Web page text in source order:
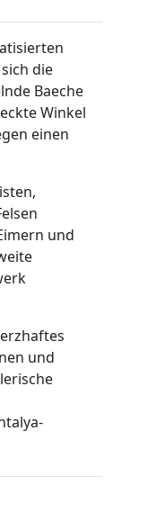
die
Baeche
Winkel
einen
und
und